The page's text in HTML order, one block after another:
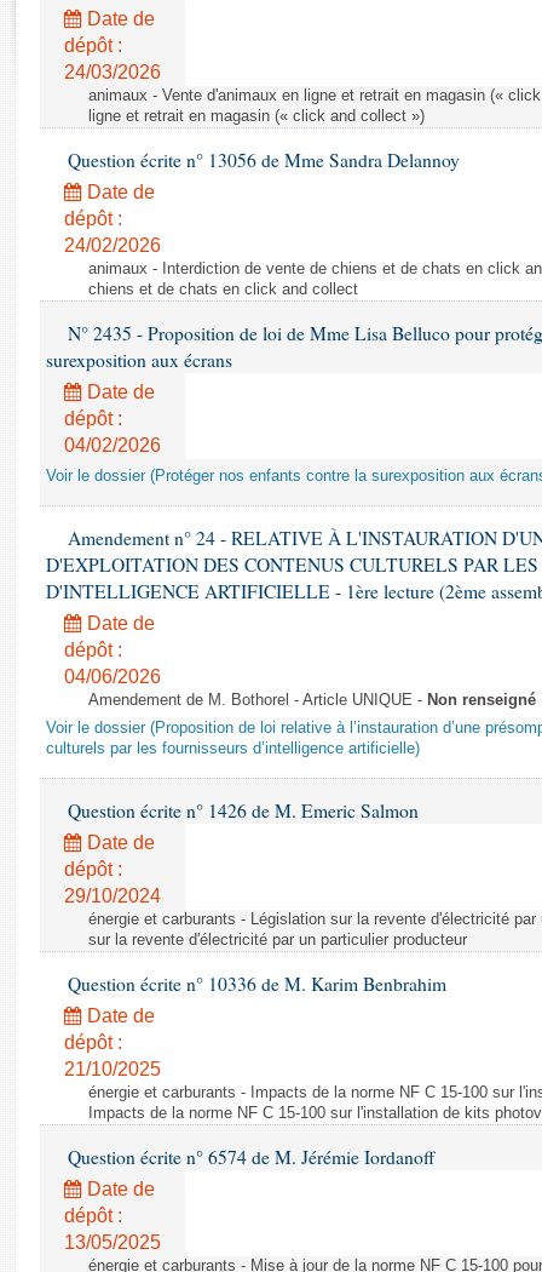
Rapports législatifs
Rapports sur l'application des lois
Baromètre de l’application des lois
Dossiers législatifs
Budget et sécurité sociale
Questions écrites et orales
Comptes rendus des débats
Date de
dépôt :
24/03/2026
animaux - Vente d'animaux en ligne et retrait en magasin («
ligne et retrait en magasin (« click and collect »)
Question écrite n° 13056 de Mme Sandra Delannoy
Date de
dépôt :
24/02/2026
animaux - Interdiction de vente de chiens et de chats en click
chiens et de chats en click and collect
N° 2435 - Proposition de loi de Mme Lisa Belluco pour
surexposition aux écrans
Date de
dépôt :
04/02/2026
Voir le dossier (Protéger nos enfants contre la surexposition aux
Amendement n° 24 - RELATIVE À L'INSTAURATION
D'EXPLOITATION DES CONTENUS CULTURELS PAR LES
D'INTELLIGENCE ARTIFICIELLE - 1ère lecture (2ème
Date de
dépôt :
04/06/2026
Amendement de M. Bothorel - Article UNIQUE - Non renseigné
Voir le dossier (Proposition de loi relative à l’instauration d’une
culturels par les fournisseurs d’intelligence artificielle)
Question écrite n° 1426 de M. Emeric Salmon
Date de
dépôt :
29/10/2024
énergie et carburants - Législation sur la revente d'électricité
sur la revente d'électricité par un particulier producteur
Question écrite n° 10336 de M. Karim Benbrahim
Date de
dépôt :
21/10/2025
énergie et carburants - Impacts de la norme NF C 15-100 sur
Impacts de la norme NF C 15-100 sur l'installation de kits
Question écrite n° 6574 de M. Jérémie Iordanoff
Date de
dépôt :
13/05/2025
énergie et carburants - Mise à jour de la norme NF C 15-100